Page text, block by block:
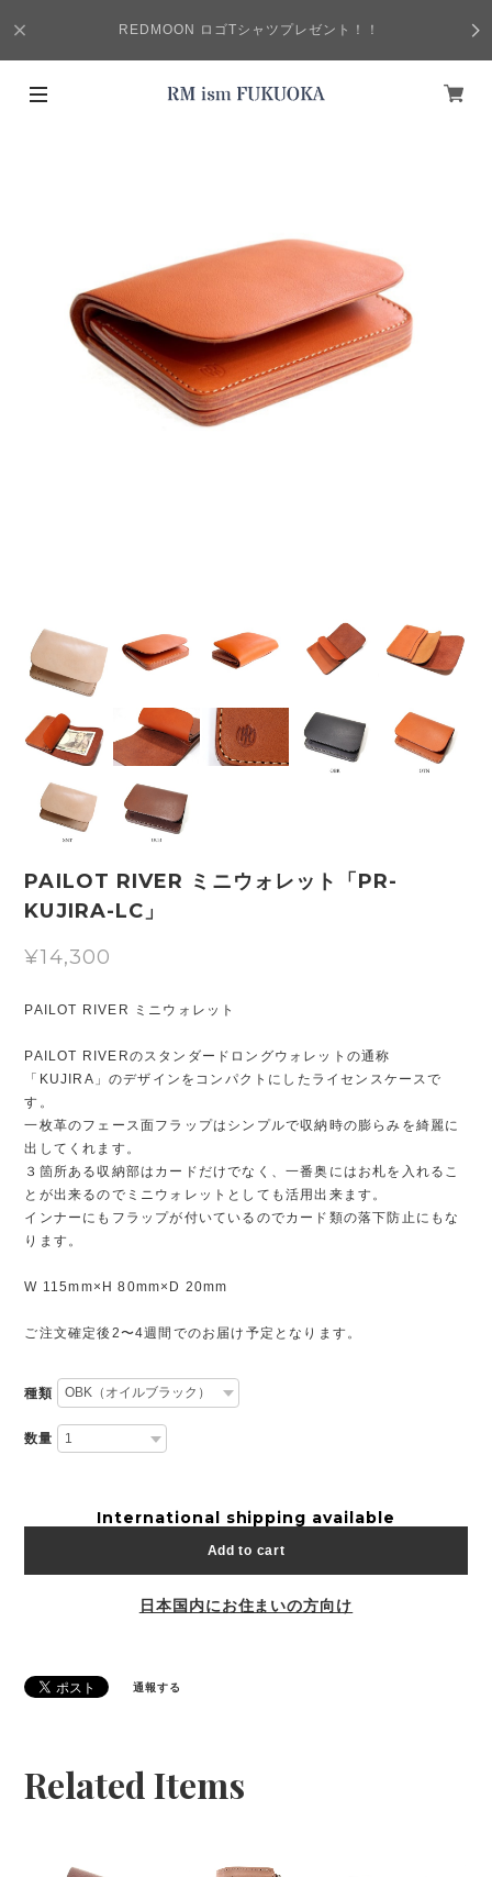
REDMOON ロゴTシャツプレゼント！！
PAILOT RIVER ミニウォレット「PR-
KUJIRA-LC」
¥14,300
PAILOT RIVER ミニウォレット
PAILOT RIVERのスタンダードロングウォレットの通称
「KUJIRA」のデザインをコンパクトにしたライセンスケースで
す。
一枚革のフェース面フラップはシンプルで収納時の膨らみを綺麗に
出してくれます。
３箇所ある収納部はカードだけでなく、一番奥にはお札を入れるこ
とが出来るのでミニウォレットとしても活用出来ます。
インナーにもフラップが付いているのでカード類の落下防止にもな
ります。
W 115mm×H 80mm×D 20mm
ご注文確定後2〜4週間でのお届け予定となります。
種類
数量
International shipping available
Add to cart
日本国内にお住まいの方向け
通報する
Related Items